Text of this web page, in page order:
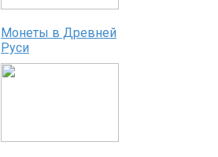
Монеты в Древней
Руси